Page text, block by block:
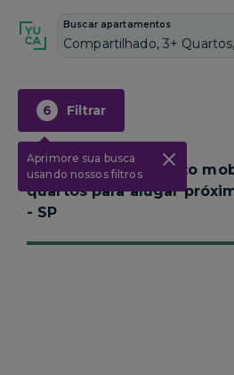
Buscar apartamentos
6 Filtrar
Aprimore sua busca
usando nossos filtros
Nenhum apartamento
quartos para alugar
- SP